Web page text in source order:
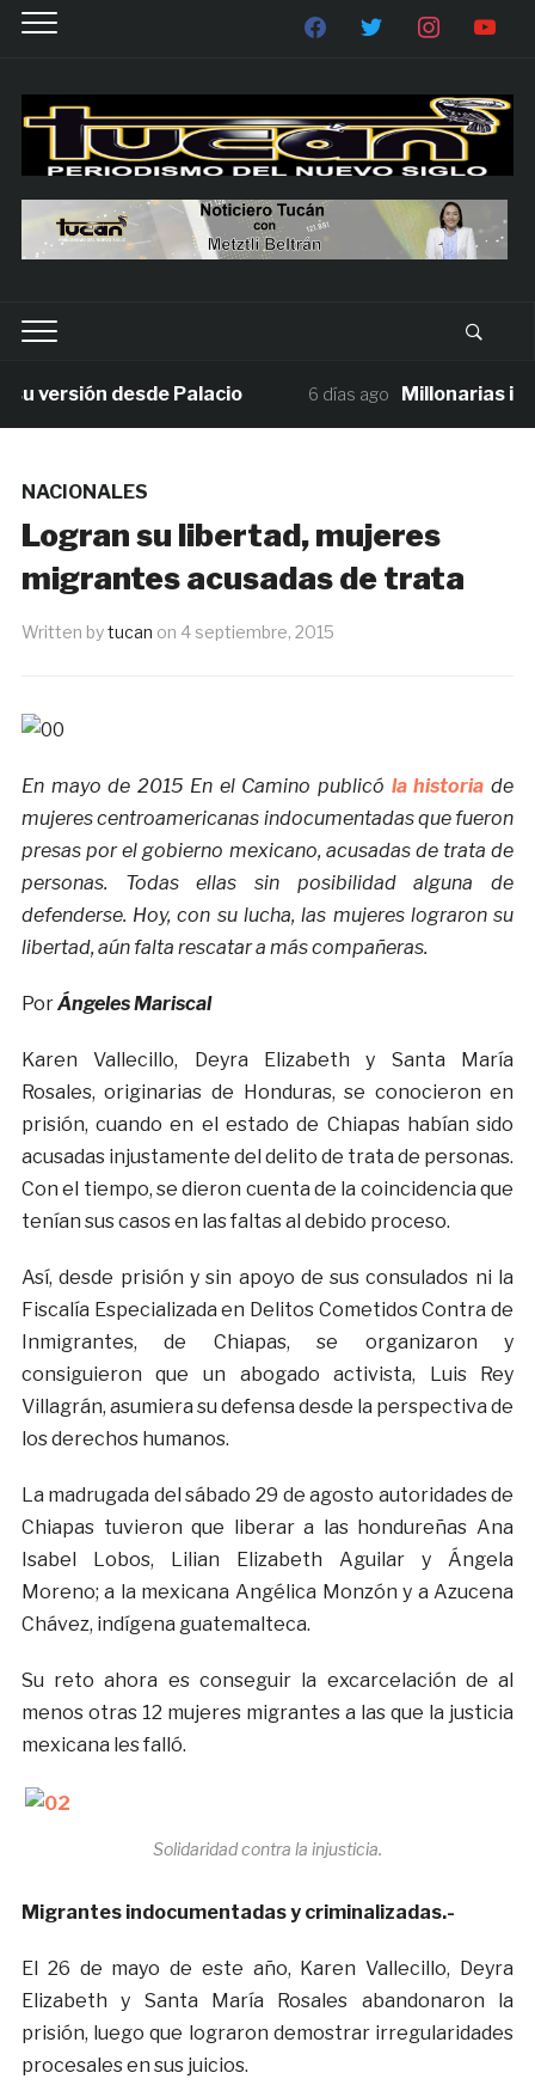
desde Palacio 6 días ago Millonarias
NACIONALES
Logran su libertad, mujeres
migrantes acusadas de trata
Written bytucan on 4 septiembre, 2015
En mayo de 2015 En el Camino publicó la historia de
mujeres centroamericanas indocumentadas que fueron
presas por el gobierno mexicano, acusadas de trata de
personas. Todas ellas sin posibilidad alguna de
defenderse. Hoy, con su lucha, las mujeres lograron su
libertad, aún falta rescatar a más compañeras.
PorÁngeles Mariscal
Karen Vallecillo, Deyra Elizabeth y Santa María
Rosales, originarias de Honduras, se conocieron en
prisión, cuando en el estado de Chiapas habían sido
acusadas injustamente del delito de trata de personas.
Con el tiempo, se dieron cuenta de la coincidencia que
tenían sus casos en las faltas al debido proceso.
Así, desde prisión y sin apoyo de sus consulados ni la
Fiscalía Especializada en Delitos Cometidos Contra de
Inmigrantes, de Chiapas, se organizaron y
consiguieron que un abogado activista, Luis Rey
Villagrán, asumiera su defensa desde la perspectiva de
los derechos humanos.
La madrugada del sábado 29 de agosto autoridades de
Chiapas tuvieron que liberar a las hondureñas Ana
Isabel Lobos, Lilian Elizabeth Aguilar y Ángela
Moreno; a la mexicana Angélica Monzón y a Azucena
Chávez, indígena guatemalteca.
Su reto ahora es conseguir la excarcelación de al
menos otras 12 mujeres migrantes a las que la justicia
mexicana les falló.
Solidaridad contra la injusticia.
Migrantes indocumentadas y criminalizadas.-
El 26 de mayo de este año, Karen Vallecillo, Deyra
Elizabeth y Santa María Rosales abandonaron la
prisión, luego que lograron demostrar irregularidades
procesales en sus juicios.